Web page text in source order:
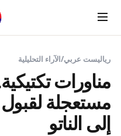
Menu
رياليست عربي/الآراء التحليلية
مناورات
مستعجلة
إلى الناتو